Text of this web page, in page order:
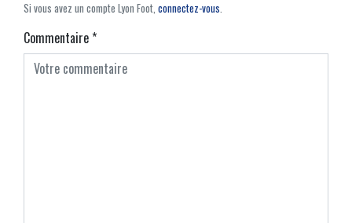
Si vous avez un compte Lyon Foot, connectez-vous.
Commentaire*